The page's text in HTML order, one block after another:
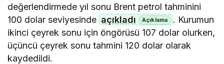
değerlendirmede yıl sonu Brent petrol tahminini
100 dolar seviyesinde açıkladı
. Kurumun
ikinci çeyrek sonu için öngörüsü 107 dolar olurken,
üçüncü çeyrek sonu tahmini 120 dolar olarak
kaydedildi.